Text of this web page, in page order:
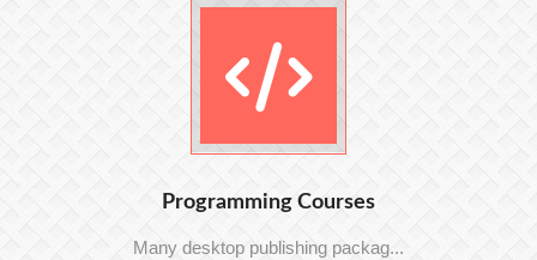
Programming Courses
Many desktop publishing packag...